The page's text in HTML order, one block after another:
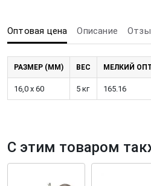
Оптовая цена Описание
РАЗМЕР (ММ) ВЕС МЕЛКИЙ
16,0 x 60 5 кг 165.16
С этим товаром